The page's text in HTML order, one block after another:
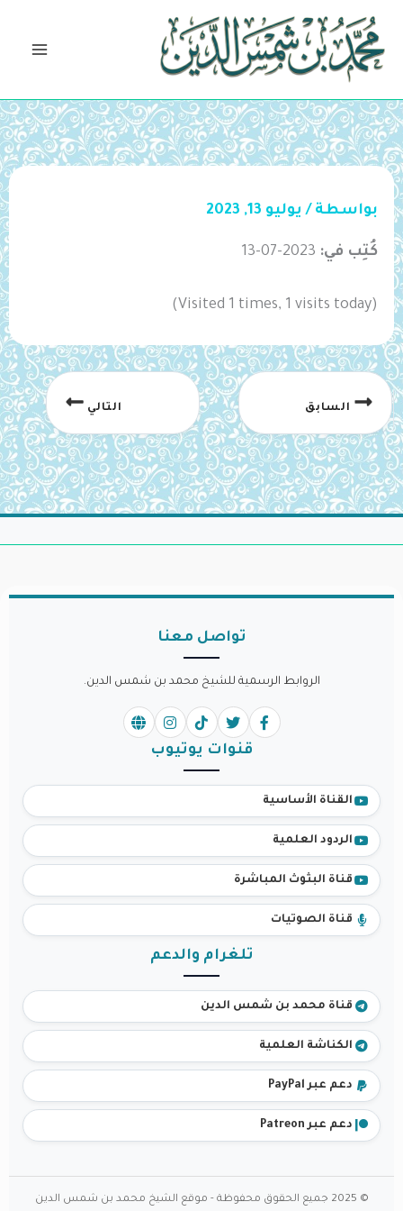
تخطي
المحتوى
بواسطة / يوليو 13, 2023
كُتِب في: 2023-07-13
(Visited 1 times, 1 visits today)
السابق التالي
تواصل معنا
الروابط الرسمية للشيخ محمد بن شمس الدين.
قنوات يوتيوب
القناة الأساسية
الردود العلمية
قناة البثوث المباشرة
قناة الصوتيات
تلغرام والدعم
قناة محمد بن شمس الدين
الكناشة العلمية
دعم عبر PayPal
دعم عبر Patreon
© 2025 جميع الحقوق محفوظة - موقع الشيخ محمد بن شمس الدين